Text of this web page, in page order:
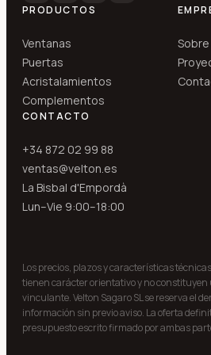
PRODUCTOS
Ventanas
Puertas
Acristalamientos
Complementos
CONTACTO
+34 872 02 99 88
ventas@velton.es
La Bisbal d'Empordà
Lun–Vie 9:00–18:00
Los precios, plazos y características
tienen carácter orientativo y no
vinculante. Velton Sagaro SL se reserva el
información sin previo aviso. La oferta
presupuesto escrito firmado por ambas